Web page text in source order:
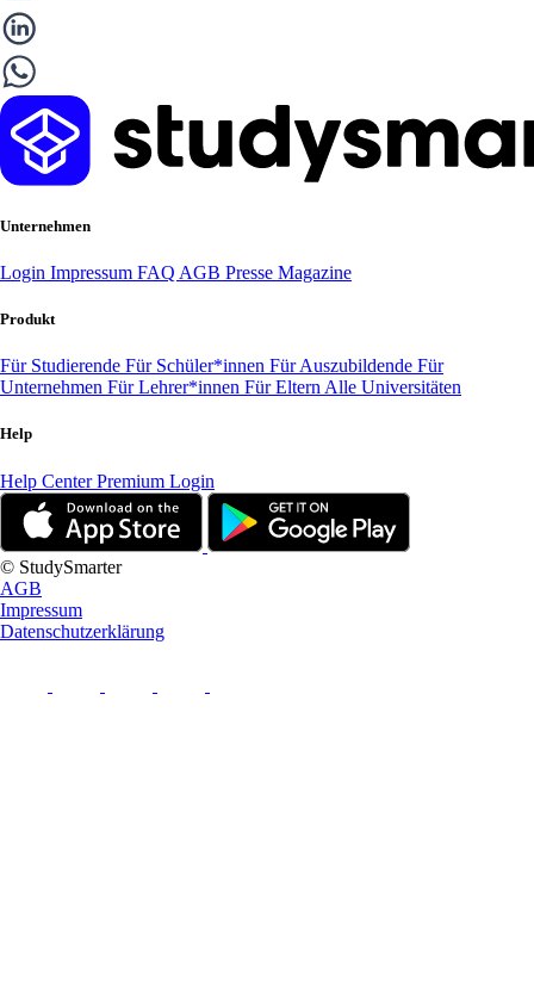
Unternehmen
Login Impressum FAQ AGB Presse Magazine
Produkt
Für Studierende Für Schüler*innen Für Auszubildende Für
Unternehmen Für Lehrer*innen Für Eltern Alle Universitäten
Help
Help CenterPremium Login
© StudySmarter
AGB
Impressum
Datenschutzerklärung